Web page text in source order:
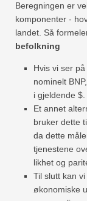
Beregningen er
komponenter -
landet. Så
befolkning
Hvis vi ser
nominelt
i gjeldende $.
Et annet
bruker dette
da dette
tjenestene
likhet og
Til slutt kan
økonomiske